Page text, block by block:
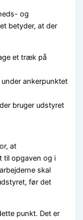
og
betyder, at der
et træk på
ankerpunktet
bruger udstyret
at
til opgaven og i
skal
før det
punkt. Det er